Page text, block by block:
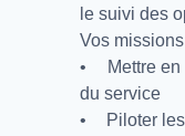
le suivi des
Vos
• Mettre en
du service
• Piloter les